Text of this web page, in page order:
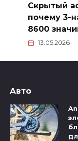
Скрытый
почему 3-
8600
13.05.2026
Авто